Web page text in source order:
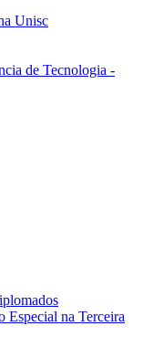
Unisc
de Tecnologia -
Especial na Terceira